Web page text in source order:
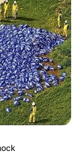
Shireen
untuk